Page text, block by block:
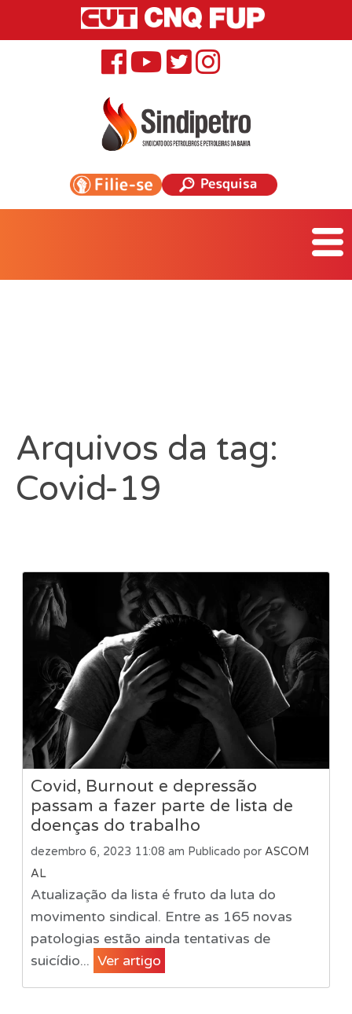
Arquivos da tag:
Covid-19
Covid, Burnout e depressão
passam a fazer parte de lista de
doenças do trabalho
dezembro 6, 2023 11:08 am Publicado por ASCOM
AL
Atualização da lista é fruto da luta do
movimento sindical. Entre as 165 novas
patologias estão ainda tentativas de
suicídio... Ver artigo